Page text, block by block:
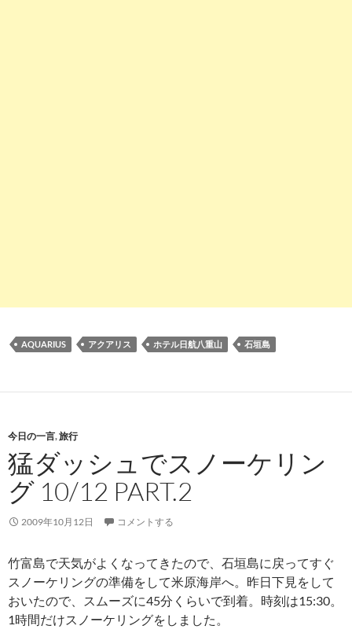
AQUARIUS アクアリス ホテル日航八重山 石垣島
今日の一言,旅行
猛ダッシュでスノーケリン
グ 10/12 PART.2
2009年10月12日 コメントする
竹富島で天気がよくなってきたので、石垣島に戻ってすぐ
スノーケリングの準備をして米原海岸へ。昨日下見をして
おいたので、スムーズに45分くらいで到着。時刻は15:30。
1時間だけスノーケリングをしました。